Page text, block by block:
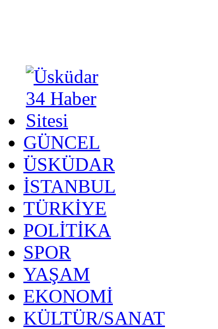
GÜNCEL
ÜSKÜDAR
İSTANBUL
TÜRKİYE
POLİTİKA
SPOR
YAŞAM
EKONOMİ
KÜLTÜR/SANAT